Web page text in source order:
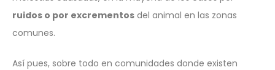
ruidos o por excrementos del animal en las zonas
comunes.
Así pues, sobre todo en comunidades donde existen